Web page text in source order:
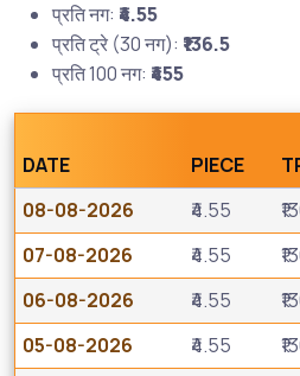
प्रति नग: ₹4.55
प्रति ट्रे (30 नग): ₹136.5
प्रति 100 नग: ₹455
DATE PIECE
08-08-2026
₹4.55
07-08-2026
₹4.55
06-08-2026
₹4.55
05-08-2026
₹4.55